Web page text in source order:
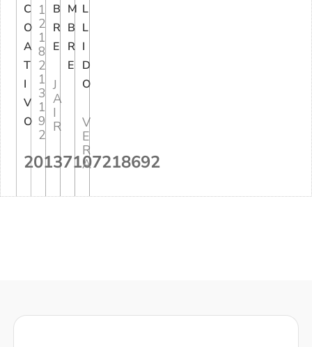
C
O
A
T
I
V
O
20137107218692
1
2
1
8
2
1
3
1
9
2
B
R
E
J
A
I
R
M
B
R
E
L
L
I
D
O
V
E
R
A